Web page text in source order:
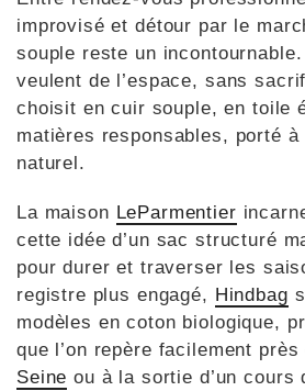
improvisé et détour par le
souple reste un
veulent de l’espace, sans
choisit en cuir souple, en toile
matières responsables, porté à
naturel.
La maison LeParmentier
cette idée d’un sac structuré
pour durer et traverser les
registre plus engagé, Hindbag
modèles en coton biologique,
que l’on repère facilement près
Seine ou à la sortie d’un cours